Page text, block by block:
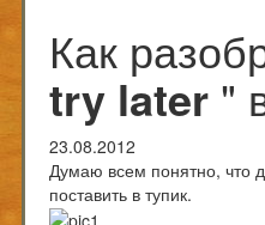
Как
try later "
23.08.2012
Думаю всем понятно, что
поставить в тупик.